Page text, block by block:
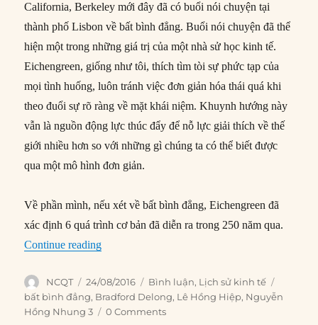
California, Berkeley mới đây đã có buổi nói chuyện tại
thành phố Lisbon về bất bình đẳng. Buổi nói chuyện đã thể
hiện một trong những giá trị của một nhà sử học kinh tế.
Eichengreen, giống như tôi, thích tìm tòi sự phức tạp của
mọi tình huống, luôn tránh việc đơn giản hóa thái quá khi
theo đuổi sự rõ ràng về mặt khái niệm. Khuynh hướng này
vẫn là nguồn động lực thúc đẩy để nỗ lực giải thích về thế
giới nhiều hơn so với những gì chúng ta có thể biết được
qua một mô hình đơn giản.
Về phần mình, nếu xét về bất bình đẳng, Eichengreen đã
xác định 6 quá trình cơ bản đã diễn ra trong 250 năm qua.
Continue reading“Lược sử về bất bình đẳng kinh tế trên toàn
Author
NCQT
Posted
on
24/08/2016 Categories
Bình luận, Lịch sử kinh tế
bất bình đẳng, Bradford Delong, Lê Hồng Hiệp, Nguyễn
Hồng Nhung 3
0 Comments